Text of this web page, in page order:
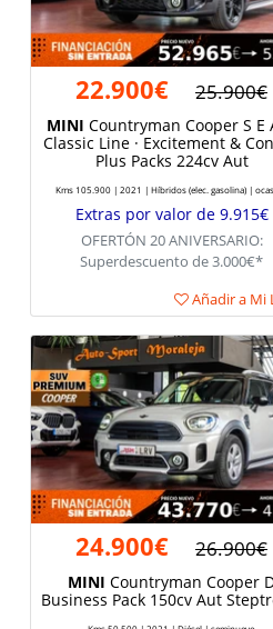
22.900€ 25.900€
MINI Countryman Cooper S E
Classic Line · Excitement &
Plus Packs 224cv Aut
Kms 105.900 | 2021 | Híbridos (elec. gasolina) |
Extras por valor de 9.915€
OFERTÓN 20 ANIVERSARIO:
Superdescuento de 3.000€*
Añadir a Mi
24.900€ 26.900€
MINI Countryman Cooper
Business Pack 150cv Aut